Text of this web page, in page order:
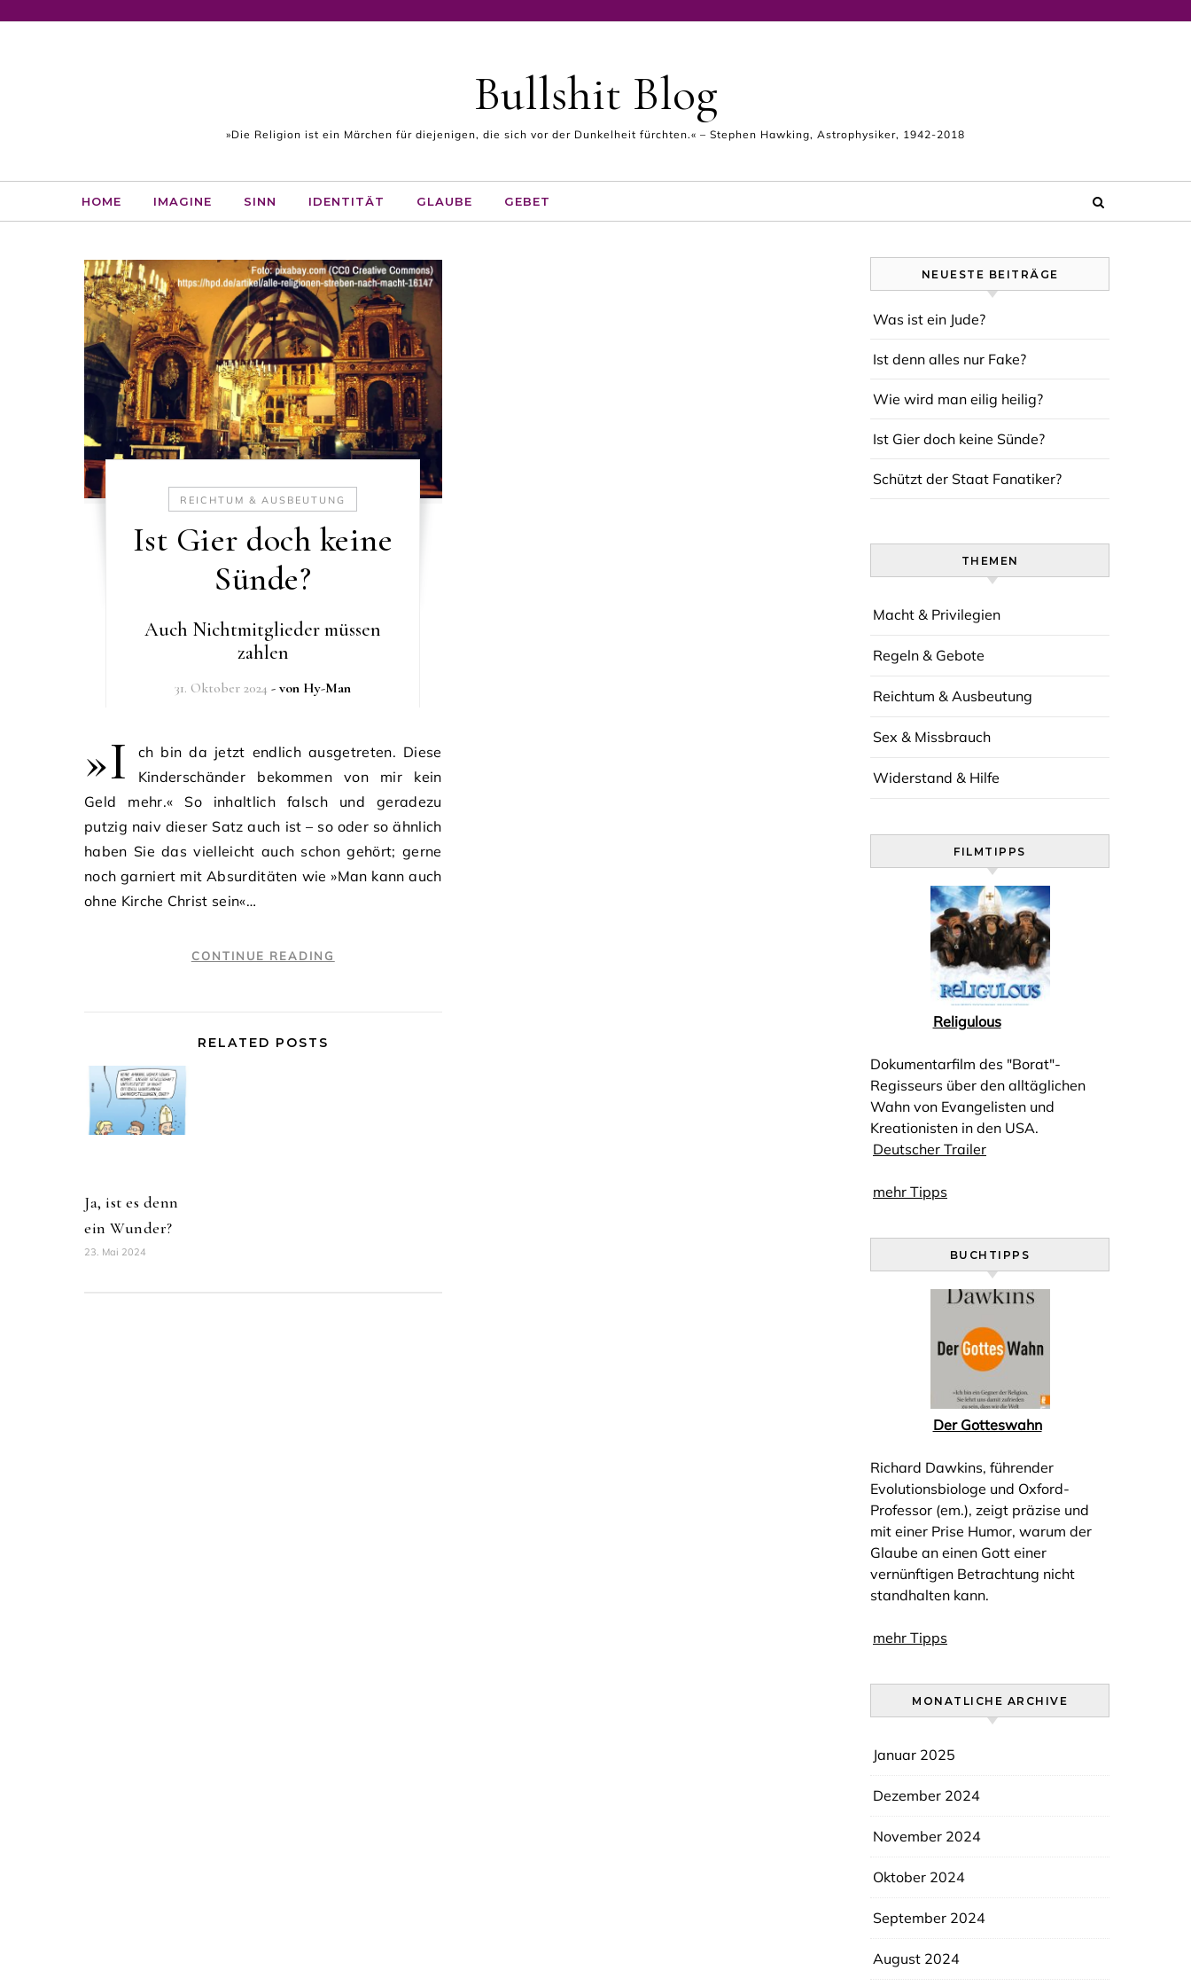
Bullshit Blog
»Die Religion ist ein Märchen für diejenigen, die sich vor der Dunkelheit fürchten.« – Stephen Hawking, Astrophysiker, 1942-2018
HOME IMAGINE SINN IDENTITÄT GLAUBE GEBET
REICHTUM & AUSBEUTUNG
Ist Gier doch keine
Sünde?
Auch Nichtmitglieder müssen
zahlen
31. Oktober 2024 - von Hy-Man
»I
ch bin da jetzt endlich ausgetreten. Diese
Kinderschänder bekommen von mir kein
Geld mehr.« So inhaltlich falsch und geradezu
putzig naiv dieser Satz auch ist – so oder so ähnlich
haben Sie das vielleicht auch schon gehört; gerne
noch garniert mit Absurditäten wie »Man kann auch
ohne Kirche Christ sein«…
CONTINUE READING
RELATED POSTS
Ja, ist es denn
ein Wunder?
23. Mai 2024
NEUESTE BEITRÄGE
Was ist ein Jude?
Ist denn alles nur Fake?
Wie wird man eilig heilig?
Ist Gier doch keine Sünde?
Schützt der Staat Fanatiker?
THEMEN
Macht & Privilegien
Regeln & Gebote
Reichtum & Ausbeutung
Sex & Missbrauch
Widerstand & Hilfe
FILMTIPPS
Religulous
Dokumentarfilm des "Borat"-
Regisseurs über den alltäglichen
Wahn von Evangelisten und
Kreationisten in den USA.
Deutscher Trailer
mehr Tipps
BUCHTIPPS
Der Gotteswahn
Richard Dawkins, führender
Evolutionsbiologe und Oxford-
Professor (em.), zeigt präzise und
mit einer Prise Humor, warum der
Glaube an einen Gott einer
vernünftigen Betrachtung nicht
standhalten kann.
mehr Tipps
MONATLICHE ARCHIVE
Januar 2025
Dezember 2024
November 2024
Oktober 2024
September 2024
August 2024